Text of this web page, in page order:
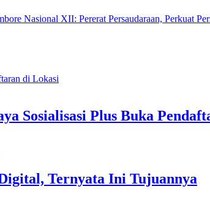
Nasional XII: Pererat Persaudaraan, Perkuat
Sosialisasi Plus Buka
Ternyata Ini Tujuannya